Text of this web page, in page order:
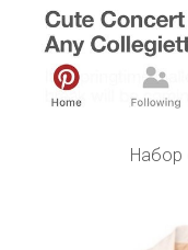
Набор